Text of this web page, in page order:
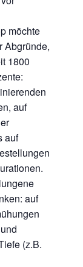
möchte
Abgründe,
1800
auf
auf
auf
(z.B.